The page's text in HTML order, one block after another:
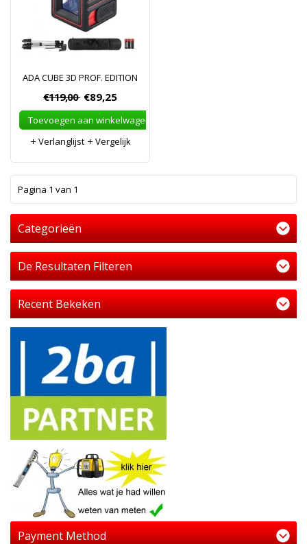
ADA CUBE 3D PROF. EDITION
€119,00 €89,25
Toevoegen aan winkelwagen
Verlanglijst
Vergelijk
Pagina 1 van 1
Categorieën
De Resultaten Filteren
Recent Bekeken
Payment Method